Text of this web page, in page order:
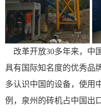
改革开放30多年来，中
具有国际知名度的优秀品
多认识中国的设备，使用
例，泉州的砖机占中国出